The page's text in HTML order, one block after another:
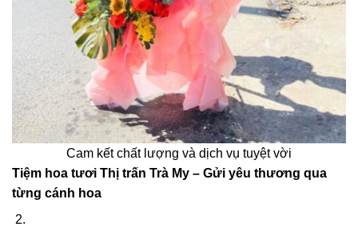
Cam kết chất lượng và dịch vụ tuyệt vời
Tiệm hoa tươi Thị trấn Trà My – Gửi yêu thương qua
từng cánh hoa